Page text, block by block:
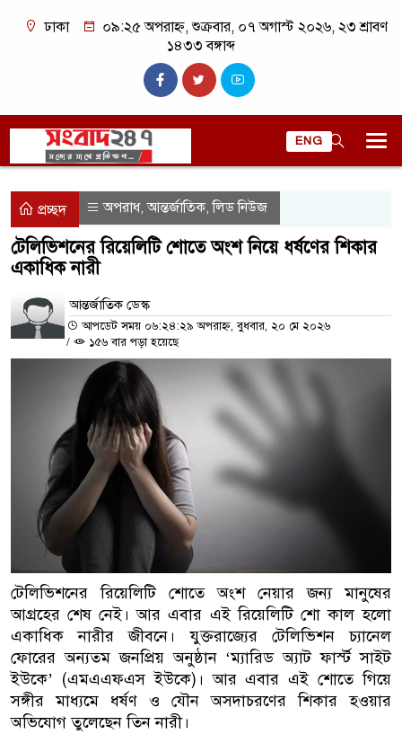
ঢাকা
০৯:২৫ অপরাহ্ন, শুক্রবার, ০৭ অগাস্ট ২০২৬, ২৩ শ্রাবণ
১৪৩৩ বঙ্গাব্দ
ENG
প্রচ্ছদ অপরাধ,আন্তর্জাতিক,লিড নিউজ
টেলিভিশনের রিয়েলিটি শোতে অংশ নিয়ে ধর্ষণের শিকার
একাধিক নারী
আন্তর্জাতিক ডেস্ক
আপডেট সময় ০৬:২৪:২৯ অপরাহ্ন, বুধবার, ২০ মে ২০২৬
/
১৫৬ বার পড়া হয়েছে
টেলিভিশনের রিয়েলিটি শোতে অংশ নেয়ার জন্য মানুষের
আগ্রহের শেষ নেই। আর এবার এই রিয়েলিটি শো কাল হলো
একাধিক নারীর জীবনে। যুক্তরাজ্যের টেলিভিশন চ্যানেল
ফোরের অন্যতম জনপ্রিয় অনুষ্ঠান ‘ম্যারিড অ্যাট ফার্স্ট সাইট
ইউকে’ (এমএএফএস ইউকে)। আর এবার এই শোতে গিয়ে
সঙ্গীর মাধ্যমে ধর্ষণ ও যৌন অসদাচরণের শিকার হওয়ার
অভিযোগ তুলেছেন তিন নারী।